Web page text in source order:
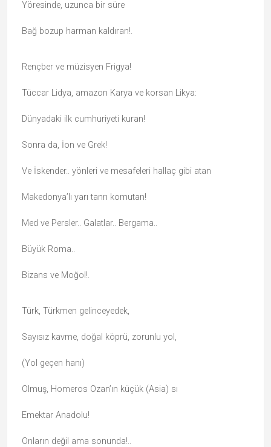
Yöresinde, uzunca bir süre
Bağ bozup harman kaldıran!.
Rençber ve müzisyen Frigya!
Tüccar Lidya, amazon Karya ve korsan Likya:
Dünyadaki ilk cumhuriyeti kuran!
Sonra da, İon ve Grek!
Ve İskender.. yönleri ve mesafeleri hallaç gibi atan
Makedonya’lı yarı tanrı komutan!
Med ve Persler.. Galatlar.. Bergama..
Büyük Roma..
Bizans ve Moğol!.
Türk, Türkmen gelinceyedek,
Sayısız kavme, doğal köprü, zorunlu yol,
(Yol geçen hanı)
Olmuş, Homeros Ozan’ın küçük (Asia) sı
Emektar Anadolu!
Onların değil ama sonunda!..